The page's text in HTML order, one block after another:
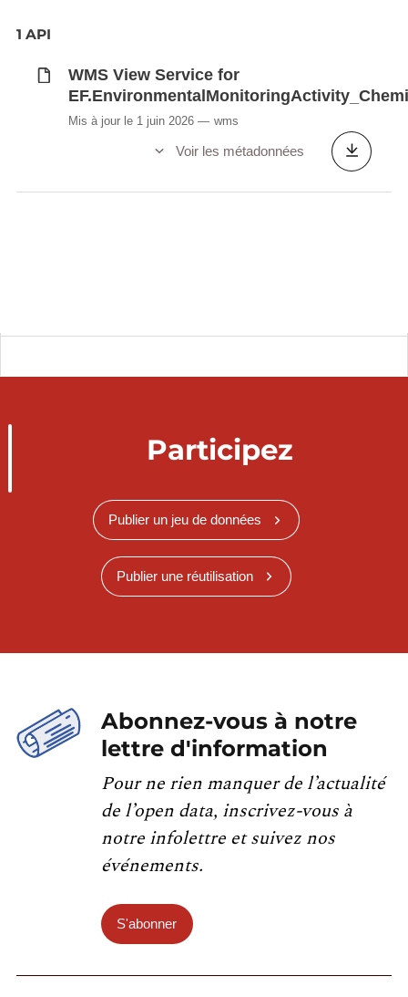
1 API
WMS View Service for
Mis à jour le 1 juin 2026 wms
Voir les métadonnées
Participez
Publier un jeu de données
Publier une réutilisation
Abonnez-vous à notre
lettre d'information
Pour ne rien manquer de l’actualité
de l’open data, inscrivez-vous à
notre infolettre et suivez nos
événements.
S'abonner